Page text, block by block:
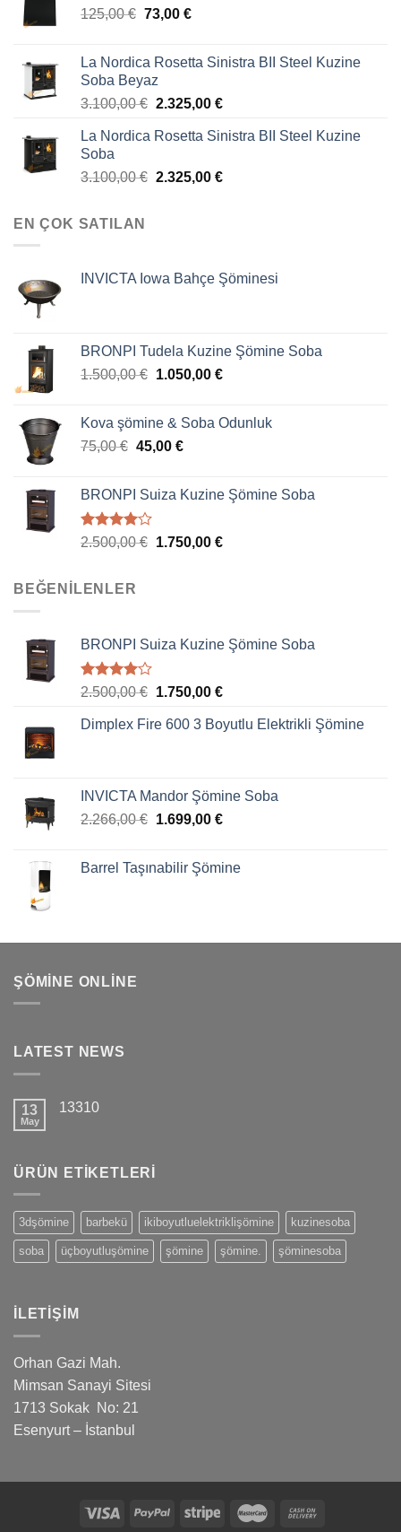
125,00€ 73,00 €
La Nordica Rosetta Sinistra BII Steel Kuzine
Soba Beyaz
3.100,00€ 2.325,00 €
La Nordica Rosetta Sinistra BII Steel Kuzine
Soba
3.100,00€ 2.325,00 €
EN ÇOK SATILAN
INVICTA Iowa Bahçe Şöminesi
BRONPI Tudela Kuzine Şömine Soba
1.500,00€ 1.050,00 €
Kova şömine & Soba Odunluk
75,00€ 45,00 €
BRONPI Suiza Kuzine Şömine Soba
5
aldı
2.500,00€ 1.750,00 €
BEĞENILENLER
BRONPI Suiza Kuzine Şömine Soba
5
4.00oy
aldı
2.500,00€ 1.750,00 €
Dimplex Fire 600 3 Boyutlu Elektrikli Şömine
INVICTA Mandor Şömine Soba
2.266,00€ 1.699,00 €
Barrel Taşınabilir Şömine
ŞÖMINE ONLINE
LATEST NEWS
13
May
13310
ÜRÜN ETIKETLERI
3dşömine barbekü ikiboyutluelektriklişömine kuzinesoba
soba üçboyutluşömine şömine şömine. şöminesoba
İLETIŞIM
Orhan Gazi Mah.
Mimsan Sanayi Sitesi
1713 Sokak No: 21
Esenyurt – İstanbul